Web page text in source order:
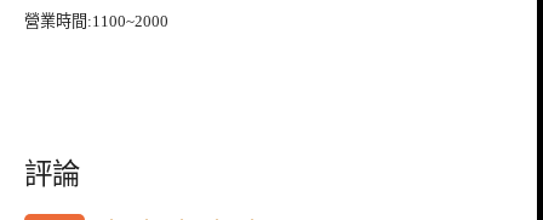
營業時間:1100~2000
評論